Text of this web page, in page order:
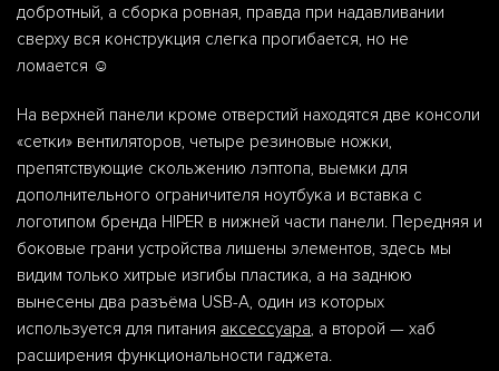
добротный, а сборка ровная, правда при надавливании
сверху вся конструкция слегка прогибается, но не
ломается ☺️
На верхней панели кроме отверстий находятся две консоли
«сетки» вентиляторов, четыре резиновые ножки,
препятствующие скольжению лэптопа, выемки для
дополнительного ограничителя ноутбука и вставка с
логотипом бренда HIPER в нижней части панели. Передняя и
боковые грани устройства лишены элементов, здесь мы
видим только хитрые изгибы пластика, а на заднюю
вынесены два разъёма USB-A, один из которых
используется для питания аксессуара, а второй — хаб
расширения функциональности гаджета.